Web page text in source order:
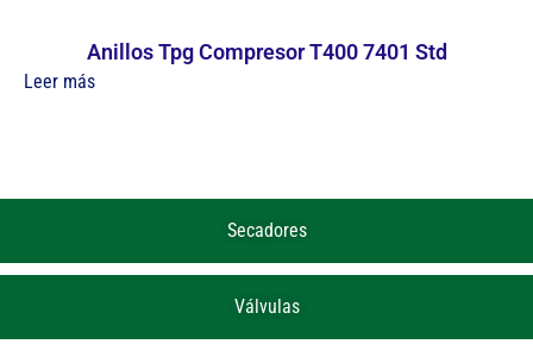
Secadores
Válvulas
Anillos Tpg Compresor T400 7401 Std
Leer más